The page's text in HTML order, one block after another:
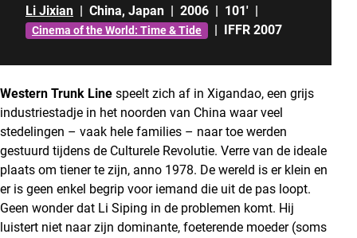
Li Jixian | China, Japan | 2006 | 101' |
Cinema of the World: Time & Tide | IFFR 2007
Western Trunk Line speelt zich af in Xigandao, een grijs
industriestadje in het noorden van China waar veel
stedelingen – vaak hele families – naar toe werden
gestuurd tijdens de Culturele Revolutie. Verre van de ideale
plaats om tiener te zijn, anno 1978. De wereld is er klein en
er is geen enkel begrip voor iemand die uit de pas loopt.
Geen wonder dat Li Siping in de problemen komt. Hij
luistert niet naar zijn dominante, foeterende moeder (soms